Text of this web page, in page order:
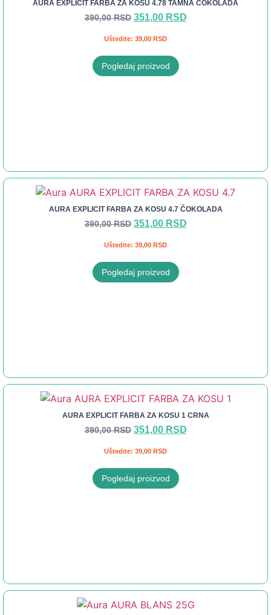
AURA EXPLICIT FARBA ZA KOSU 4.78 TAMNA ČOKOLADA
390,00RSD 351,00 RSD
Uštedite: 39,00 RSD
Pogledaj proizvod
AURA EXPLICIT FARBA ZA KOSU 4.7 ČOKOLADA
390,00RSD 351,00 RSD
Uštedite: 39,00 RSD
Pogledaj proizvod
AURA EXPLICIT FARBA ZA KOSU 1 CRNA
390,00RSD 351,00 RSD
Uštedite: 39,00 RSD
Pogledaj proizvod